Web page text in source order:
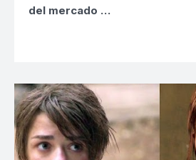
del mercado …